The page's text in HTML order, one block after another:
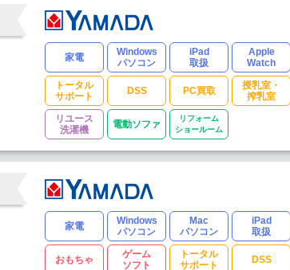
家電
Windows
パソコン
iPad
取扱
Apple
Watch
トータル
サポート
DSS PC買取
授乳室・
搾乳室
リユース
洗濯機
電動ソファ
リフォーム
ショールーム
家電
Windows
パソコン
Mac
パソコン
iPad
取扱
おもちゃ
ゲーム
ソフト
トータル
サポート
DSS